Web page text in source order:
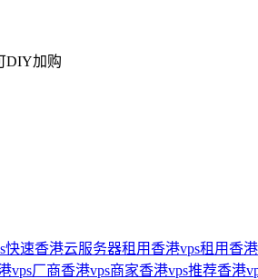
DIY加购
快速香港云服务器租用香港vps租用香
vps厂商香港vps商家香港vps推荐香港